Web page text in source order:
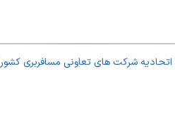
اتحادیه شرکت های تعاونی مسافربری کشور